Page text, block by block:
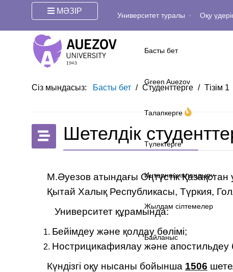
МӘЗІР Университет туралы Оқу
Басты бет
Green Auezov
Талапкерге
Түлектерге
Интернацияландыру
Жылдам сілтемелер
Байланыс
Сіз мындасыз: Басты бет / Студенттерге / Тізім 1
Шетелдік
М.Әуезов атындағы Оңтүстік
Қытай Халық Республикасы, Түркия,
Университет құрамында:
Бейімдеу және қолдау бөлімі;
Нострицикафиялау және апостильдеу
Күндізгі оқу нысаны бойынша 1506